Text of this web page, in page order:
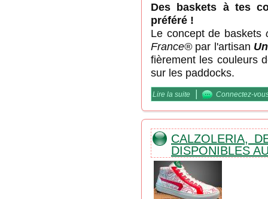
Des baskets à tes
préféré !
Le concept de baskets
France®par l'artisan
fièrement les couleurs
sur les paddocks.
Lire la suite de Calzoleria,
Connectez-
CALZOLERIA,
DISPONIBLES